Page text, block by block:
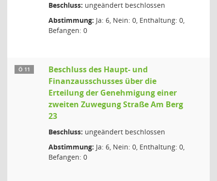
Beschluss: ungeändert beschlossen
Abstimmung: Ja: 6, Nein: 0, Enthaltung: 0,
Befangen: 0
Ö 11
Beschluss des Haupt- und
Finanzausschusses über die
Erteilung der Genehmigung einer
zweiten Zuwegung Straße Am Berg
23
Beschluss: ungeändert beschlossen
Abstimmung: Ja: 6, Nein: 0, Enthaltung: 0,
Befangen: 0